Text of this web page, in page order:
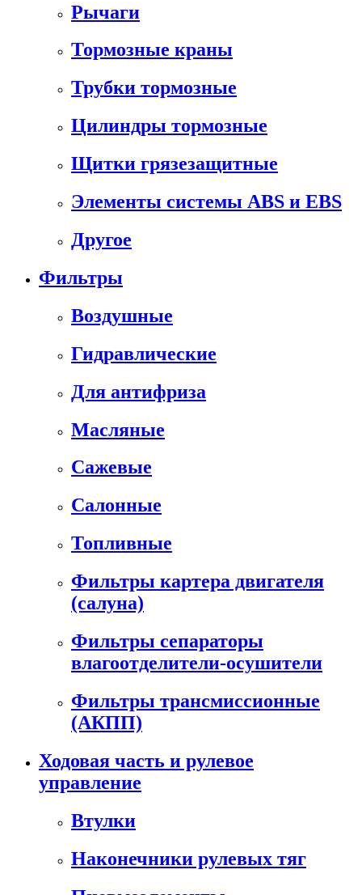
Рычаги
Тормозные краны
Трубки тормозные
Цилиндры тормозные
Щитки грязезащитные
Элементы системы ABS и EBS
Другое
Фильтры
Воздушные
Гидравлические
Для антифриза
Масляные
Сажевые
Салонные
Топливные
Фильтры картера двигателя
(салуна)
Фильтры сепараторы
влагоотделители-осушители
Фильтры трансмиссионные
(АКПП)
Ходовая часть и рулевое
управление
Втулки
Наконечники рулевых тяг